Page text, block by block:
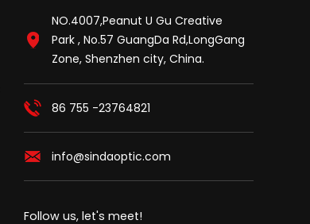
NO.4007,Peanut U Gu Creative
Park , No.57 GuangDa Rd,LongGang
Zone, Shenzhen city, China.
86 755 -23764821
info@sindaoptic.com
Follow us, let's meet!